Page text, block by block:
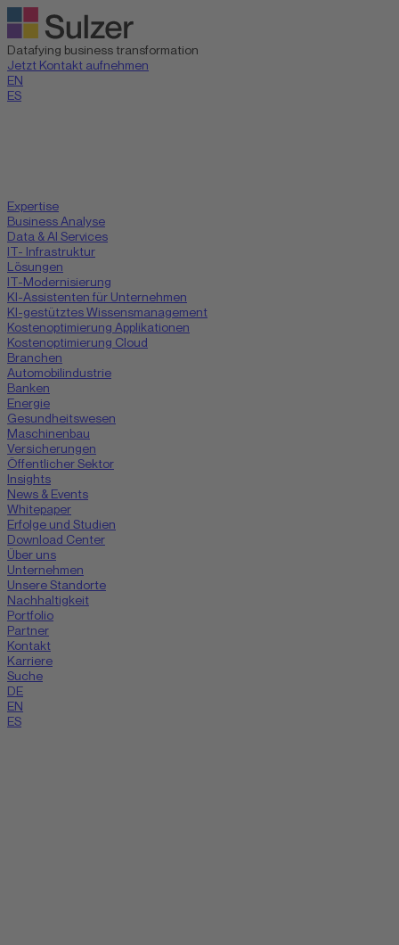
Datafying business transformation
Jetzt Kontakt aufnehmen
EN
ES
Expertise
Business Analyse
Data & AI Services
IT- Infrastruktur
Lösungen
IT-Modernisierung
KI-Assistenten für Unternehmen
KI-gestütztes Wissensmanagement
Kostenoptimierung Applikationen
Kostenoptimierung Cloud
Branchen
Automobilindustrie
Banken
Energie
Gesundheitswesen
Maschinenbau
Versicherungen
Öffentlicher Sektor
Insights
News & Events
Whitepaper
Erfolge und Studien
Download Center
Über uns
Unternehmen
Unsere Standorte
Nachhaltigkeit
Portfolio
Partner
Kontakt
Karriere
Suche
DE
EN
ES